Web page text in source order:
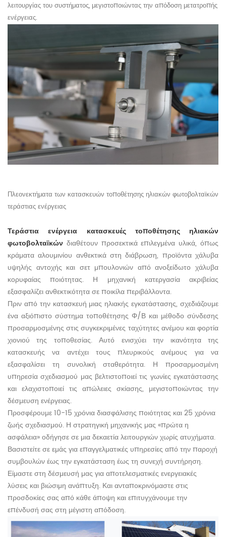
λειτουργίας του συστήματος, μεγιστοποιώντας την απόδοση μετατροπής
ενέργειας.
Πλεονεκτήματα των κατασκευών τοποθέτησης ηλιακών φωτοβολταϊκών
τεράστιας ενέργειας
Τεράστια ενέργεια κατασκευές τοποθέτησης ηλιακών
φωτοβολταϊκών διαθέτουν προσεκτικά επιλεγμένα υλικά, όπως
κράματα αλουμινίου ανθεκτικά στη διάβρωση, προϊόντα χάλυβα
υψηλής αντοχής και σετ μπουλονιών από ανοξείδωτο χάλυβα
κορυφαίας ποιότητας. Η μηχανική κατεργασία ακριβείας
εξασφαλίζει ανθεκτικότητα σε ποικίλα περιβάλλοντα.
Πριν από την κατασκευή μιας ηλιακής εγκατάστασης, σχεδιάζουμε
ένα αξιόπιστο σύστημα τοποθέτησης Φ/Β και μέθοδο σύνδεσης
προσαρμοσμένης στις συγκεκριμένες ταχύτητες ανέμου και φορτία
χιονιού της τοποθεσίας. Αυτό ενισχύει την ικανότητα της
κατασκευής να αντέχει τους πλευρικούς ανέμους για να
εξασφαλίσει τη συνολική σταθερότητα. Η προσαρμοσμένη
υπηρεσία σχεδιασμού μας βελτιστοποιεί τις γωνίες εγκατάστασης
και ελαχιστοποιεί τις απώλειες σκίασης, μεγιστοποιώντας την
δέσμευση ενέργειας.
Προσφέρουμε 10-15 χρόνια διασφάλισης ποιότητας και 25 χρόνια
ζωής σχεδιασμού. Η στρατηγική μηχανικής μας «πρώτα η
ασφάλεια» οδήγησε σε μια δεκαετία λειτουργιών χωρίς ατυχήματα.
Βασιστείτε σε εμάς για επαγγελματικές υπηρεσίες από την παροχή
συμβουλών έως την εγκατάσταση έως τη συνεχή συντήρηση.
Είμαστε στη δέσμευσή μας για αποτελεσματικές ενεργειακές
λύσεις και βιώσιμη ανάπτυξη. Και ανταποκρινόμαστε στις
προσδοκίες σας από κάθε άποψη και επιτυγχάνουμε την
επένδυσή σας στη μέγιστη απόδοση.